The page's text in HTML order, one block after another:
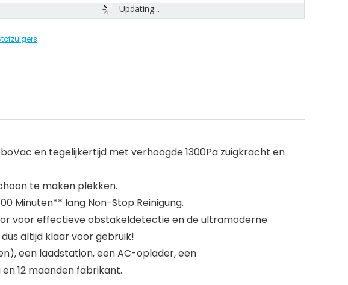
Updating...
en tegelijkertijd met verhoogde 1300Pa zuigkracht en
te maken plekken.
Minuten** lang Non-Stop Reinigung.
voor effectieve obstakeldetectie en de ultramoderne
altijd klaar voor gebruik!
een laadstation, een AC-oplader, een
12 maanden fabrikant.